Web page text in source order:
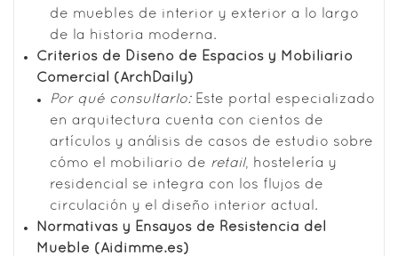
de muebles de interior y exterior a lo largo
de la historia moderna.
Criterios de Diseño de Espacios y Mobiliario
Comercial (ArchDaily)
Por qué consultarlo:Este portal especializado
en arquitectura cuenta con cientos de
artículos y análisis de casos de estudio sobre
cómo el mobiliario de retail, hostelería y
residencial se integra con los flujos de
circulación y el diseño interior actual.
Normativas y Ensayos de Resistencia del
Mueble (Aidimme.es)